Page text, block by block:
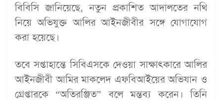
বিবিসি জানিয়েছে, নতুন প্রকাশিত আদালতের নথি
নিয়ে অভিযুক্ত আলির আইনজীবীর সঙ্গে যোগাযোগ
করা হয়েছে।
তবে সপ্তাহান্তে সিবিএসকে দেওয়া সাক্ষাৎকারে আলির
আইনজীবী আমির মাকলেদ এফবিআইয়ের অভিযান ও
গ্রেপ্তারকে “অতিরঞ্জিত” বলে মন্তব্য করেন। তিনি